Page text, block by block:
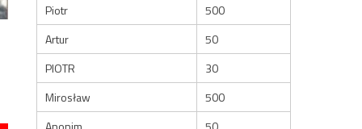
Piotr
500
Artur
50
PIOTR
30
Mirosław
500